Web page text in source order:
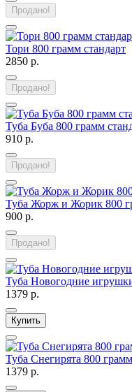
Продано!
Тори 800 грамм стандарт
2850 р.
Продано!
Туба Буба 800 грамм
910 р.
Продано!
Туба Жорж и Жорик 800
900 р.
Продано!
Туба Новогодние
1379 р.
Купить
Туба Снегирята 800
1379 р.